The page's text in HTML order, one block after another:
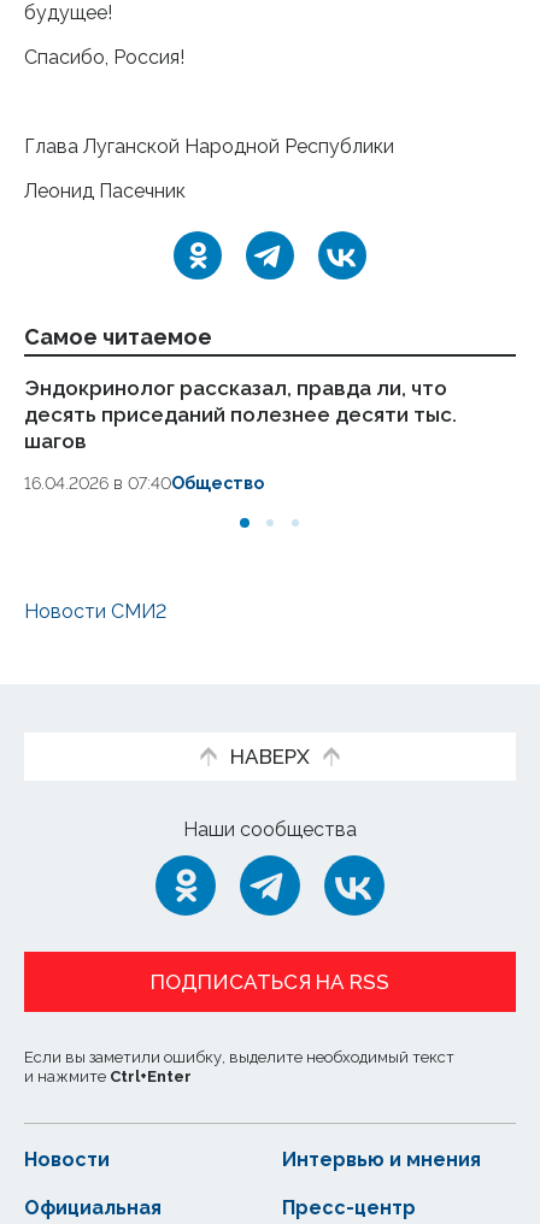
будущее!
Спасибо, Россия!
Глава Луганской Народной Республики
Леонид Пасечник
Самое читаемое
Эндокринолог рассказал, правда ли, что
десять приседаний полезнее десяти тыс.
шагов
16.04.2026 в 07:40Общество
Новости СМИ2
НАВЕРХ
Наши сообщества
ПОДПИСАТЬСЯ НА RSS
Если вы заметили ошибку, выделите необходимый текст
и нажмите Ctrl+Enter
Новости
Официальная
Интервью и мнения
Пресс-центр